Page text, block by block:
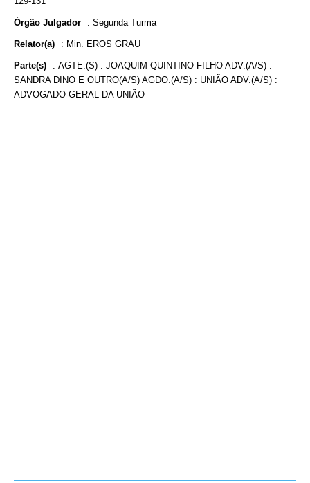
Órgão Julgador : Segunda Turma
Relator(a) : Min. EROS GRAU
Parte(s) : AGTE.(S) : JOAQUIM QUINTINO FILHO ADV.(A/S) :
SANDRA DINO E OUTRO(A/S) AGDO.(A/S) : UNIÃO ADV.(A/S) :
ADVOGADO-GERAL DA UNIÃO